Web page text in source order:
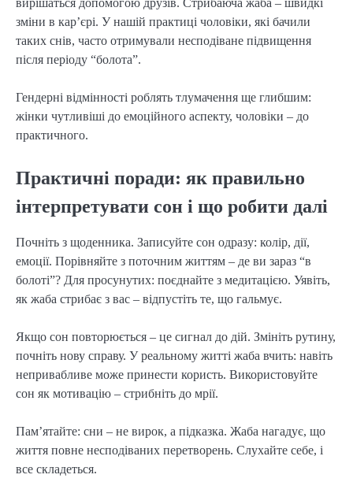
зміни в кар’єрі. У нашій практиці чоловіки, які бачили
таких снів, часто отримували несподіване підвищення
після періоду “болота”.
Гендерні відмінності роблять тлумачення ще глибшим:
жінки чутливіші до емоційного аспекту, чоловіки – до
практичного.
Практичні поради: як правильно
інтерпретувати сон і що робити далі
Почніть з щоденника. Записуйте сон одразу: колір, дії,
емоції. Порівняйте з поточним життям – де ви зараз “в
болоті”? Для просунутих: поєднайте з медитацією. Уявіть,
як жаба стрибає з вас – відпустіть те, що гальмує.
Якщо сон повторюється – це сигнал до дій. Змініть рутину,
почніть нову справу. У реальному житті жаба вчить: навіть
непривабливе може принести користь. Використовуйте
сон як мотивацію – стрибніть до мрії.
Пам’ятайте: сни – не вирок, а підказка. Жаба нагадує, що
життя повне несподіваних перетворень. Слухайте себе, і
все складеться.